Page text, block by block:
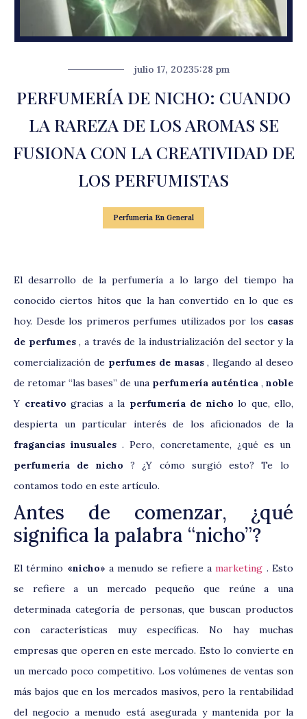
julio 17, 20235:28 pm
PERFUMERÍA DE NICHO: CUANDO
LA RAREZA DE LOS AROMAS SE
FUSIONA CON LA CREATIVIDAD DE
LOS PERFUMISTAS
Perfumeria En General
El desarrollo de la perfumería a lo largo del tiempo ha
conocido ciertos hitos que la han convertido en lo que es
hoy. Desde los primeros perfumes utilizados por los casas
de perfumes, a través de la industrialización del sector y la
comercialización de perfumes de masas, llegando al deseo
de retomar “las bases” de una perfumería auténtica , noble
Y creativo gracias a la perfumería de nicho lo que, ello,
despierta un particular interés de los aficionados de la
fragancias inusuales . Pero, concretamente, ¿qué es un
perfumería de nicho ? ¿Y cómo surgió esto? Te lo
contamos todo en este artículo.
Antes de comenzar, ¿qué
significa la palabra “nicho”?
El término «nicho» a menudo se refiere a marketing . Esto
se refiere a un mercado pequeño que reúne a una
determinada categoría de personas, que buscan productos
con características muy específicas. No hay muchas
empresas que operen en este mercado. Esto lo convierte en
un mercado poco competitivo. Los volúmenes de ventas son
más bajos que en los mercados masivos, pero la rentabilidad
del negocio a menudo está asegurada y mantenida por la